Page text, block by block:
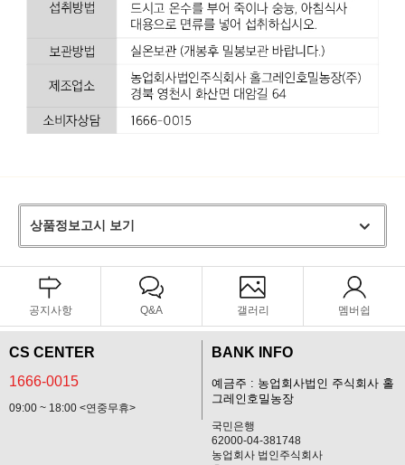
상품정보고시 보기
공지사항 Q&A 갤러리 멤버쉽
CS CENTER
1666-0015
09:00 ~ 18:00 <연중무휴>
BANK INFO
예금주 : 농업회사법인 주식회사 홀
그레인호밀농장
국민은행
62000-04-381748
농업회사 법인주식회사